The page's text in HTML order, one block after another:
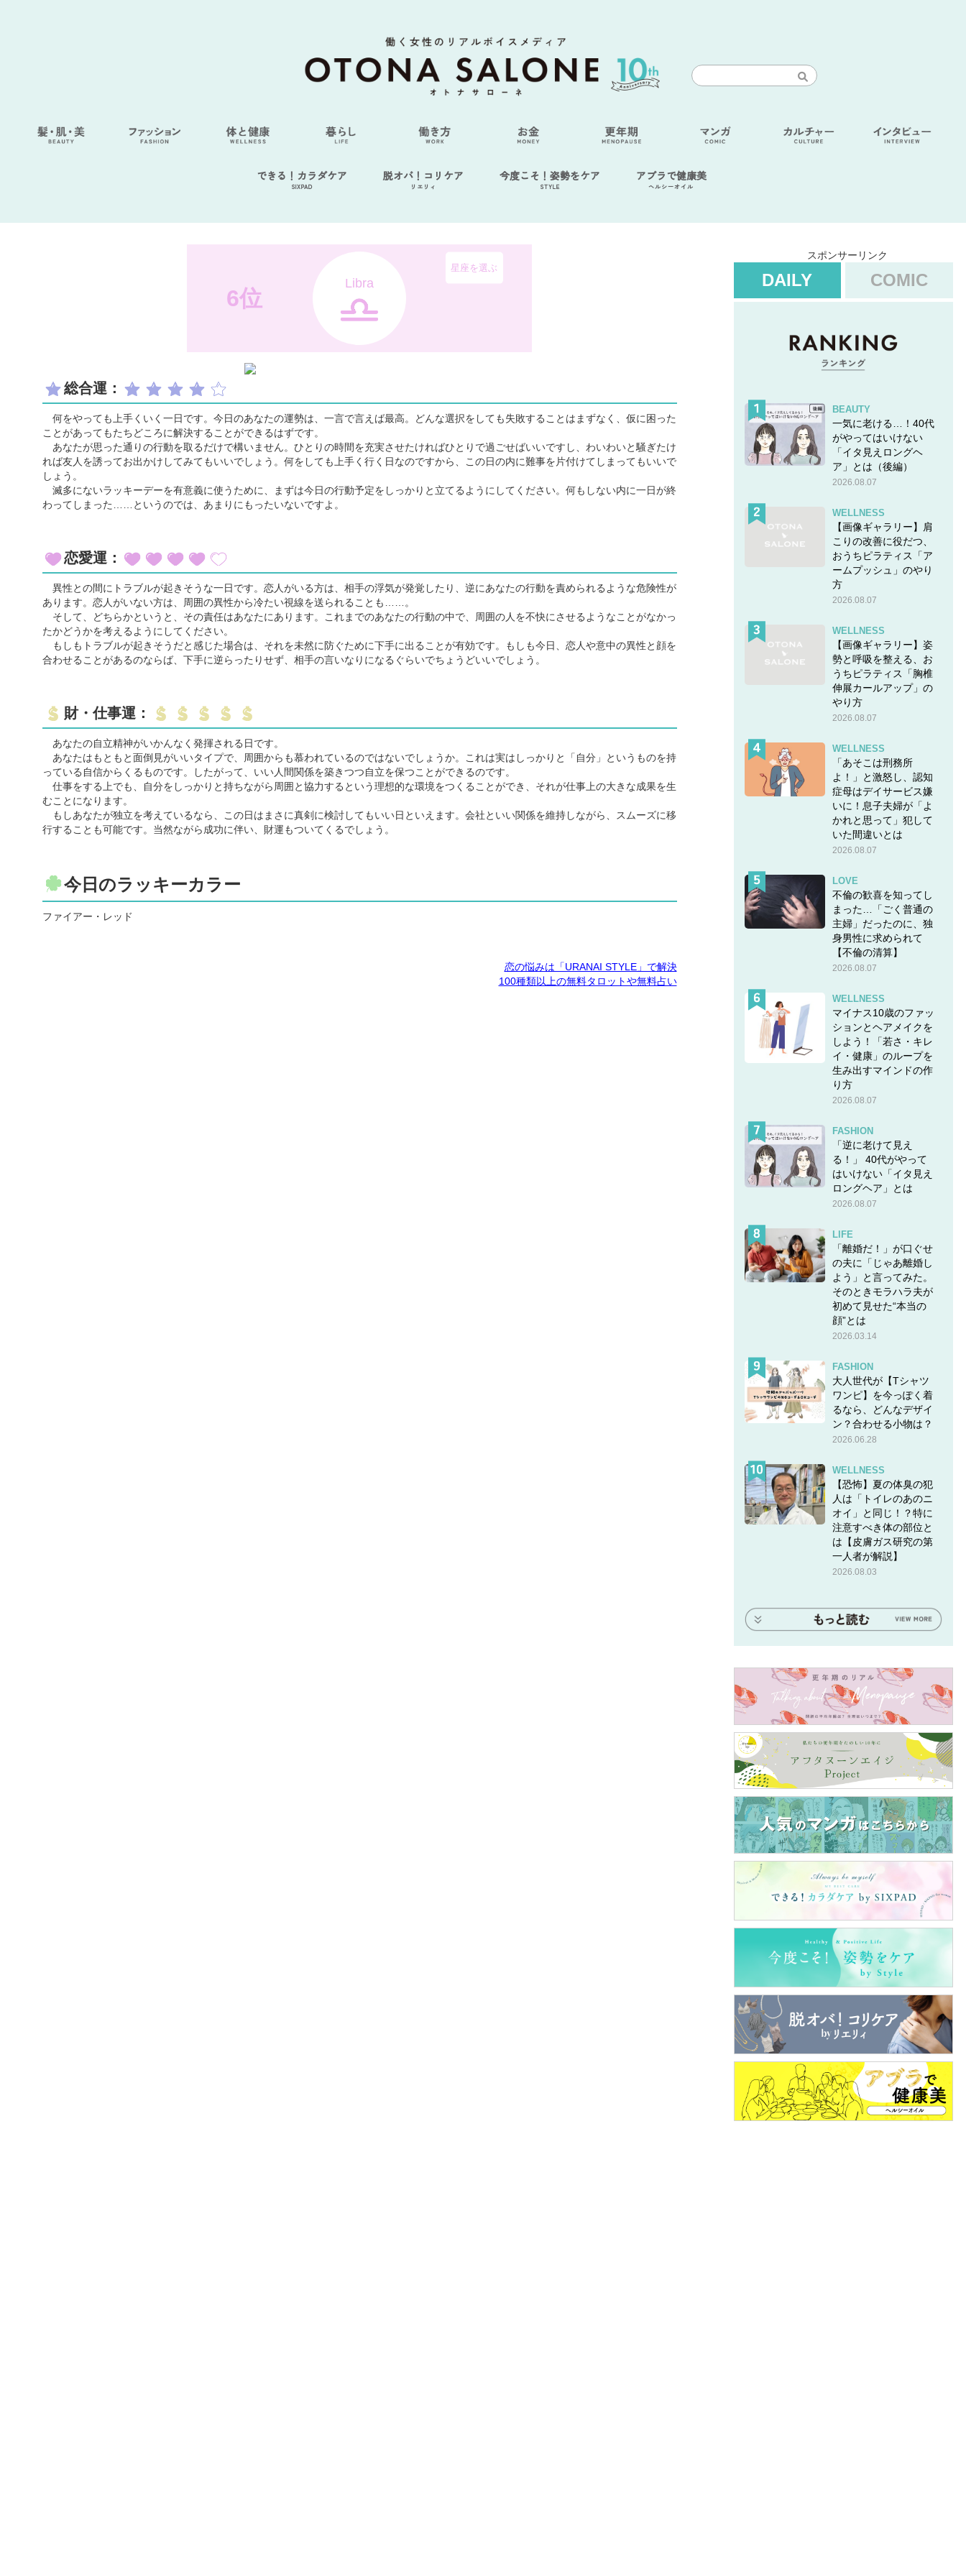
できる！カラダケア
SIXPAD
脱オバ！コリケア
リエリィ
今度こそ！姿勢をケア
STYLE
アブラで健康美
ヘルシーオイル
6位
Libra
星座を選ぶ
総合運：
何をやっても上手くいく一日です。今日のあなたの運勢は、一言で言えば最高。どんな選択をしても失敗することはまずなく、仮に困った
ことがあってもたちどころに解決することができるはずです。
あなたが思った通りの行動を取るだけで構いません。ひとりの時間を充実させたければひとりで過ごせばいいですし、わいわいと騒ぎたけ
れば友人を誘ってお出かけしてみてもいいでしょう。何をしても上手く行く日なのですから、この日の内に難事を片付けてしまってもいいで
しょう。
滅多にないラッキーデーを有意義に使うために、まずは今日の行動予定をしっかりと立てるようにしてください。何もしない内に一日が終
わってしまった……というのでは、あまりにもったいないですよ。
恋愛運：
異性との間にトラブルが起きそうな一日です。恋人がいる方は、相手の浮気が発覚したり、逆にあなたの行動を責められるような危険性が
あります。恋人がいない方は、周囲の異性から冷たい視線を送られることも……。
そして、どちらかというと、その責任はあなたにあります。これまでのあなたの行動の中で、周囲の人を不快にさせるようなことがなかっ
たかどうかを考えるようにしてください。
もしもトラブルが起きそうだと感じた場合は、それを未然に防ぐために下手に出ることが有効です。もしも今日、恋人や意中の異性と顔を
合わせることがあるのならば、下手に逆らったりせず、相手の言いなりになるぐらいでちょうどいいでしょう。
財・仕事運：
あなたの自立精神がいかんなく発揮される日です。
あなたはもともと面倒見がいいタイプで、周囲からも慕われているのではないでしょうか。これは実はしっかりと「自分」というものを持
っている自信からくるものです。したがって、いい人間関係を築きつつ自立を保つことができるのです。
仕事をする上でも、自分をしっかりと持ちながら周囲と協力するという理想的な環境をつくることができ、それが仕事上の大きな成果を生
むことになります。
もしあなたが独立を考えているなら、この日はまさに真剣に検討してもいい日といえます。会社といい関係を維持しながら、スムーズに移
行することも可能です。当然ながら成功に伴い、財運もついてくるでしょう。
今日のラッキーカラー
ファイアー・レッド
恋の悩みは「URANAI STYLE」で解決
100種類以上の無料タロットや無料占い
スポンサーリンク
DAILY COMIC
BEAUTY
一気に老ける…！40代
がやってはいけない
「イタ見えロングヘ
ア」とは（後編）
2026.08.07
WELLNESS
【画像ギャラリー】肩
こりの改善に役だつ、
おうちピラティス「ア
ームプッシュ」のやり
方
2026.08.07
WELLNESS
【画像ギャラリー】姿
勢と呼吸を整える、お
うちピラティス「胸椎
伸展カールアップ」の
やり方
2026.08.07
WELLNESS
「あそこは刑務所
よ！」と激怒し、認知
症母はデイサービス嫌
いに！息子夫婦が「よ
かれと思って」犯して
いた間違いとは
2026.08.07
LOVE
不倫の歓喜を知ってし
まった…「ごく普通の
主婦」だったのに、独
身男性に求められて
【不倫の清算】
2026.08.07
WELLNESS
マイナス10歳のファッ
ションとヘアメイクを
しよう！「若さ・キレ
イ・健康」のループを
生み出すマインドの作
り方
2026.08.07
FASHION
「逆に老けて見え
る！」 40代がやって
はいけない「イタ見え
ロングヘア」とは
2026.08.07
LIFE
「離婚だ！」が口ぐせ
の夫に「じゃあ離婚し
よう」と言ってみた。
そのときモラハラ夫が
初めて見せた“本当の
顔”とは
2026.03.14
FASHION
大人世代が【Tシャツ
ワンピ】を今っぽく着
るなら、どんなデザイ
ン？合わせる小物は？
2026.06.28
WELLNESS
【恐怖】夏の体臭の犯
人は「トイレのあのニ
オイ」と同じ！？特に
注意すべき体の部位と
は【皮膚ガス研究の第
一人者が解説】
2026.08.03